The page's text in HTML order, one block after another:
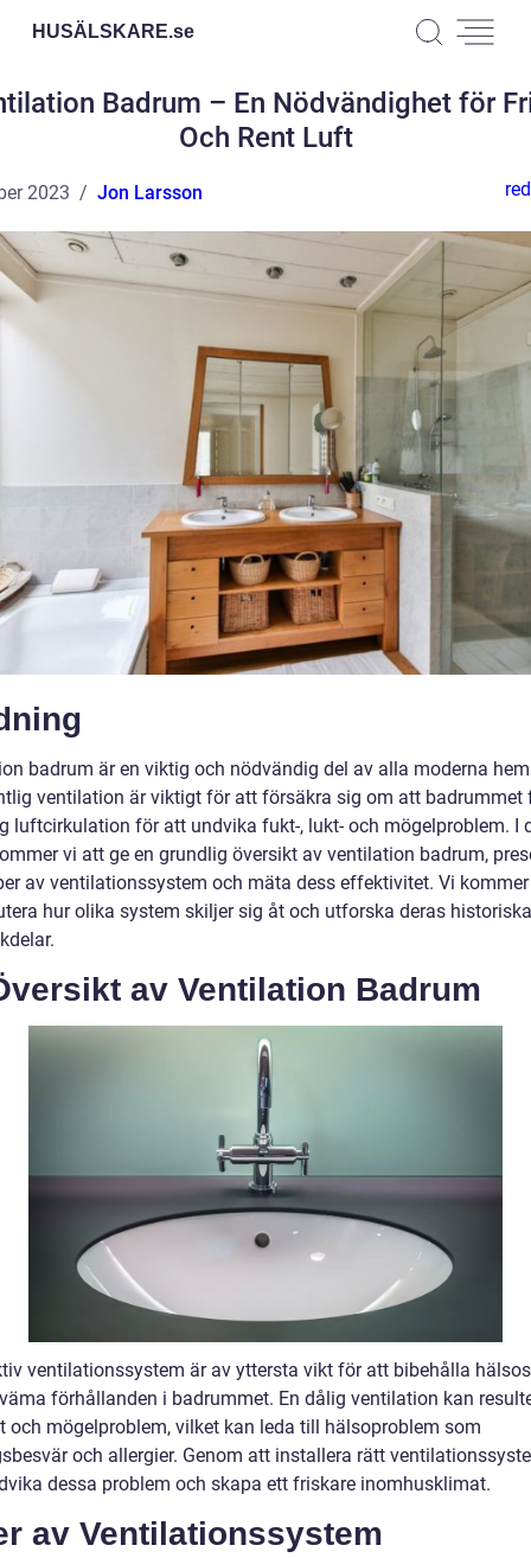
HUSÄLSKARE.se
Badrum – En Nödvändighet för
Och Rent Luft
2023 Jon Larsson
badrum är en viktig och nödvändig del av alla moderna
ventilation är viktigt för att försäkra sig om att badrummet
luftcirkulation för att undvika fukt-, lukt- och mögelproblem. I
vi att ge en grundlig översikt av ventilation badrum,
av ventilationssystem och mäta dess effektivitet. Vi
hur olika system skiljer sig åt och utforska deras
av Ventilation Badrum
ventilationssystem är av yttersta vikt för att bibehålla
förhållanden i badrummet. En dålig ventilation kan
och mögelproblem, vilket kan leda till hälsoproblem som
och allergier. Genom att installera rätt
dessa problem och skapa ett friskare inomhusklimat.
av Ventilationssystem